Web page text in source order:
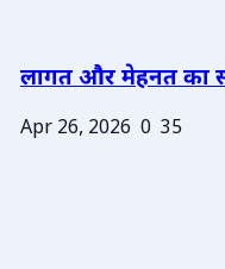
लागत और मेहनत का
Apr 26, 2026 0 35